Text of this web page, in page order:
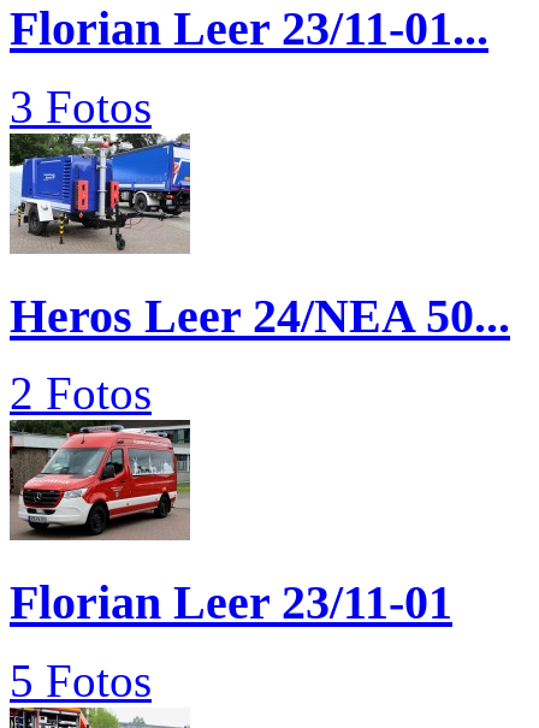
Florian Leer 23/11-01...
3 Fotos
Heros Leer 24/NEA 50...
2 Fotos
Florian Leer 23/11-01
5 Fotos